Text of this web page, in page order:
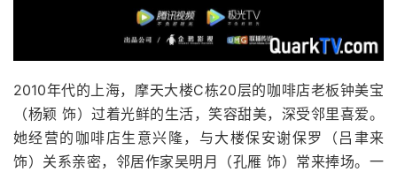
2010年代的上海，摩天大楼C栋20层的咖啡店老板钟美宝
（杨颖 饰）过着光鲜的生活，笑容甜美，深受邻里喜爱。
她经营的咖啡店生意兴隆，与大楼保安谢保罗（吕聿来
饰）关系亲密，邻居作家吴明月（孔雁 饰）常来捧场。一